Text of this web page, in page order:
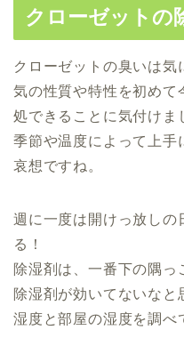
クローゼットの
クローゼットの臭いは気
気の性質や特性を初めて
処できることに気付けま
季節や温度によって上手
哀想ですね。
週に一度は開けっ放しの
る！
除湿剤は、一番下の隅っ
除湿剤が効いてないな
湿度と部屋の湿度を調べ